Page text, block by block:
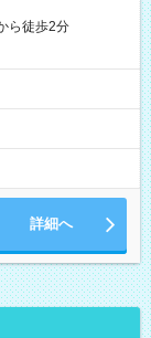
ら徒歩2分
詳細へ